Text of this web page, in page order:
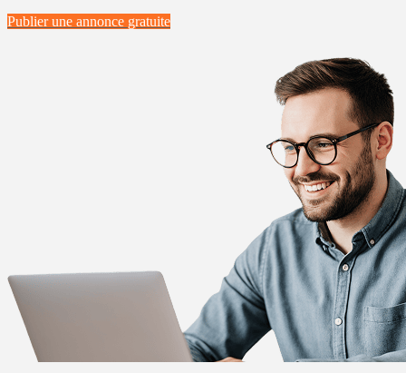
Publier une annonce gratuite